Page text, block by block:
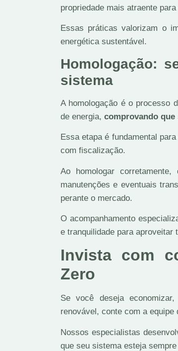
propriedade mais atraente
Essas práticas valorizam o
energética sustentável.
Homologação:
sistema
A homologação é o processo
de energia, comprovando
Essa etapa é fundamental
com fiscalização.
Ao homologar
manutenções e eventuais
perante o mercado.
O acompanhamento
e tranquilidade para
Invista com
Zero
Se você deseja
renovável, conte com a equipe
Nossos especialistas
que seu sistema esteja